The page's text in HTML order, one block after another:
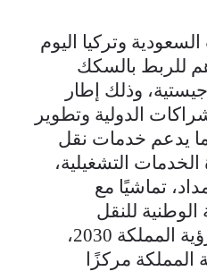
وتركيا اليوم
للربط بالسكك
وذلك إطار
الدولية وتطوير
يدعم خدمات نقل
الخدمات التشغيلية،
تماشيًا مع
للنقل
والخدمات اللوجستية ورؤية المملكة 2030،
المملكة مركزًا